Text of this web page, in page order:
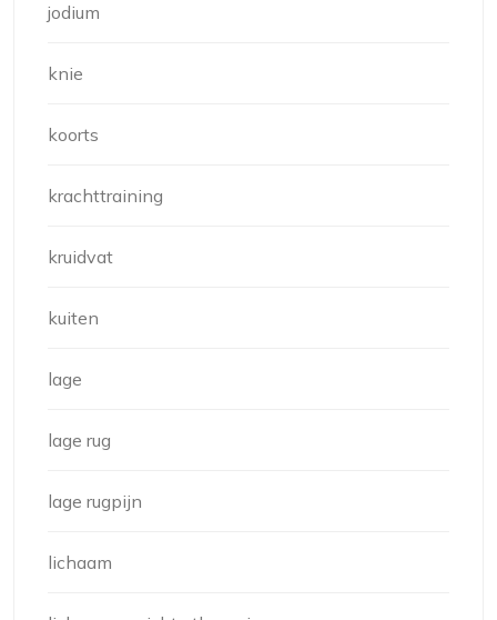
jodium
knie
koorts
krachttraining
kruidvat
kuiten
lage
lage rug
lage rugpijn
lichaam